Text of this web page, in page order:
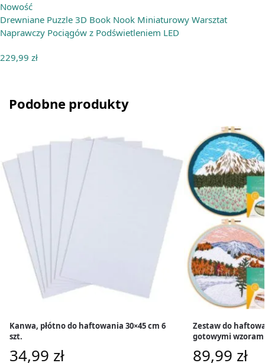
Nowość
Drewniane Puzzle 3D Book Nook Miniaturowy Warsztat
Naprawczy Pociągów z Podświetleniem LED
229,99 zł
Podobne produkty
Kanwa, płótno do haftowania 30×45 cm 6
szt.
34,99 zł
Zestaw do
gotowymi
89,99 zł